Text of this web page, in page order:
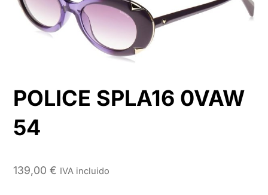
POLICE SPLA16 0VAW
54
139,00€ IVA incluido